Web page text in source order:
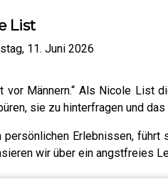
List
11. Juni 2026
vor Männern.“ Als Nicole
sie zu hinterfragen und
persönlichen Erlebnissen,
wir über ein angstfreies